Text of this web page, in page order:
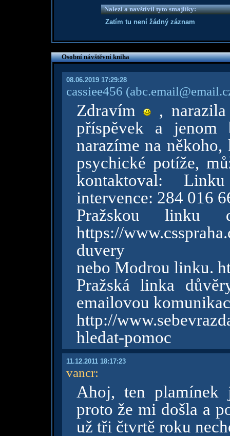
Nalezl a navštívil tyto smajlíky:
Zatím tu není žádný záznam
Osobní návštěvní kniha
08.06.2019 17:29:28
cassiee456
Zdravím
,
příspěvek a
narazíme na
psychické potíže,
kontaktoval:
intervence: 284 016
Pražskou linku
https://
duvery
nebo Modrou linku.
Pražská linka
emailovou
http://
hledat-pomoc
11.12.2011 18:17:23
vancr:
Ahoj, ten plamínek
proto že mi došla a
už tři čtvrtě roku